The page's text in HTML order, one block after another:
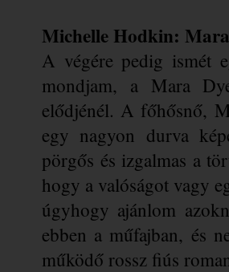
Michelle Hodkin: Mara
A végére pedig ismét
mondjam, a Mara
elődjénél. A főhősnő,
egy nagyon durva
pörgős és izgalmas a
hogy a valóságot vagy
úgyhogy ajánlom
ebben a műfajban, és
működő rossz fiús